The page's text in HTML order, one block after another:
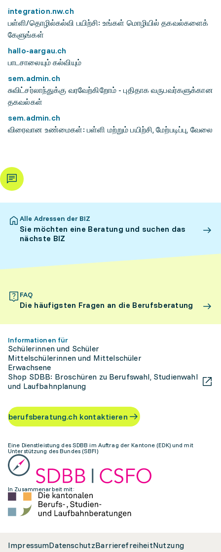
integration.nw.ch
பள்ளி/தொழில்கல்வி பயிற்சி: உங்கள் மொழியில் தகவல்களைக்
கேளுங்கள்
hallo-aargau.ch
பாடசாலையும் கல்வியும்
sem.admin.ch
சுவிட்சர்லாந்துக்கு வரவேற்கிறோம் - புதிதாக வருபவர்களுக்கான
தகவல்கள்
sem.admin.ch
விரைவான உண்மைகள்: பள்ளி மற்றும் பயிற்சி, மேற்படிப்பு, வேலை
Alle Adressen der BIZ
Sie möchten eine Beratung und suchen das
nächste BIZ
FAQ
Die häufigsten Fragen an die Berufsberatung
Informationen für
Schülerinnen und Schüler
Mittelschülerinnen und Mittelschüler
Erwachsene
Shop SDBB: Broschüren zu Berufswahl, Studienwahl
und Laufbahnplanung
berufsberatung.ch kontaktieren
Eine Dienstleistung des SDBB im Auftrag der Kantone (EDK) und mit
Unterstützung des Bundes (SBFI)
In Zusammenarbeit mit:
ImpressumDatenschutzBarrierefreiheitNutzung